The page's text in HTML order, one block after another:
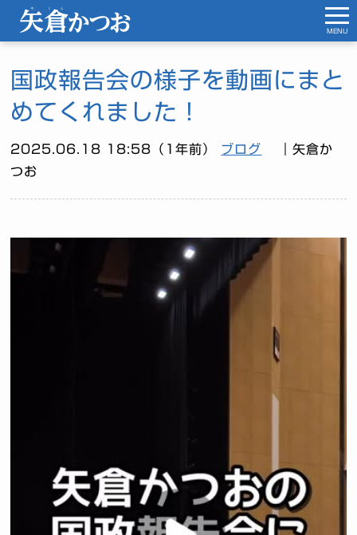
国政報告会の様子を動画にまと
めてくれました！
2025.06.18 18:58（1年前） ブログ
｜矢倉か
つお
MENU